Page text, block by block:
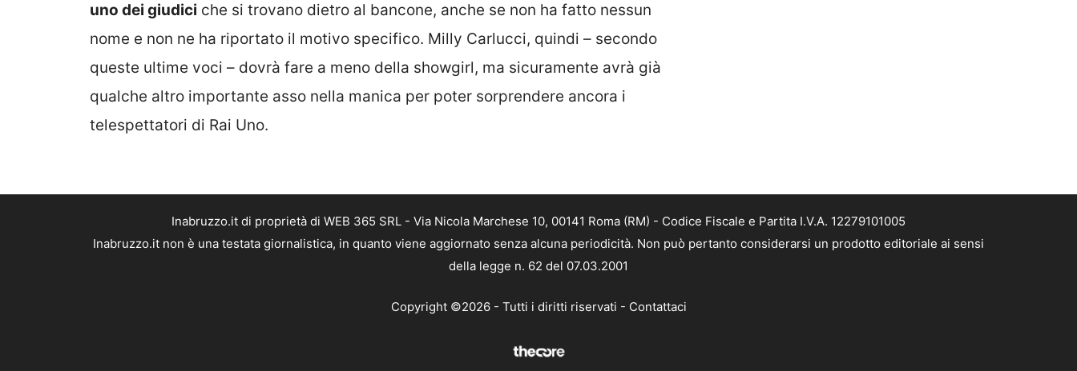
uno dei giudici che si trovano dietro al bancone, anche se non ha fatto nessun
nome e non ne ha riportato il motivo specifico. Milly Carlucci, quindi – secondo
queste ultime voci – dovrà fare a meno della showgirl, ma sicuramente avrà già
qualche altro importante asso nella manica per poter sorprendere ancora i
telespettatori di Rai Uno.
Inabruzzo.it di proprietà di WEB 365 SRL - Via Nicola Marchese 10, 00141 Roma (RM) - Codice Fiscale e Partita I.V.A. 12279101005
Inabruzzo.it non è una testata giornalistica, in quanto viene aggiornato senza alcuna periodicità. Non può pertanto considerarsi un prodotto editoriale ai sensi
della legge n. 62 del 07.03.2001
Copyright ©2026 - Tutti i diritti riservati - Contattaci